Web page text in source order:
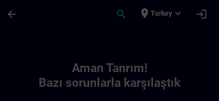
arrow_back search place Turkey expand_more login
Aman Tanrım!
Bazı sorunlarla karşılaştık